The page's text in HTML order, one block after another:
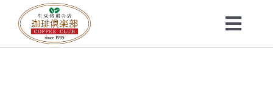
content